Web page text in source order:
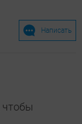
Написать
чтобы